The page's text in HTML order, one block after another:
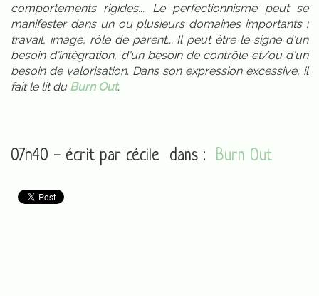
comportements rigides... Le perfectionnisme peut se
manifester dans un ou plusieurs domaines importants :
travail, image, rôle de parent... Il peut être le signe d'un
besoin d'intégration, d'un besoin de contrôle et/ou d'un
besoin de valorisation. Dans son expression excessive, il
fait le lit du Burn Out.
07h40 - écrit par cécile dans : Burn Out